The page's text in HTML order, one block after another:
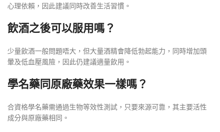
心理依賴，因此建議同時改善生活習慣。
飲酒之後可以服用嗎？
少量飲酒一般問題唔大，但大量酒精會降低勃起能力，同時增加頭
暈及低血壓風險，因此仍建議適量飲用。
學名藥同原廠藥效果一樣嗎？
合資格學名藥需通過生物等效性測試，只要來源可靠，其主要活性
成分與原廠藥相同。